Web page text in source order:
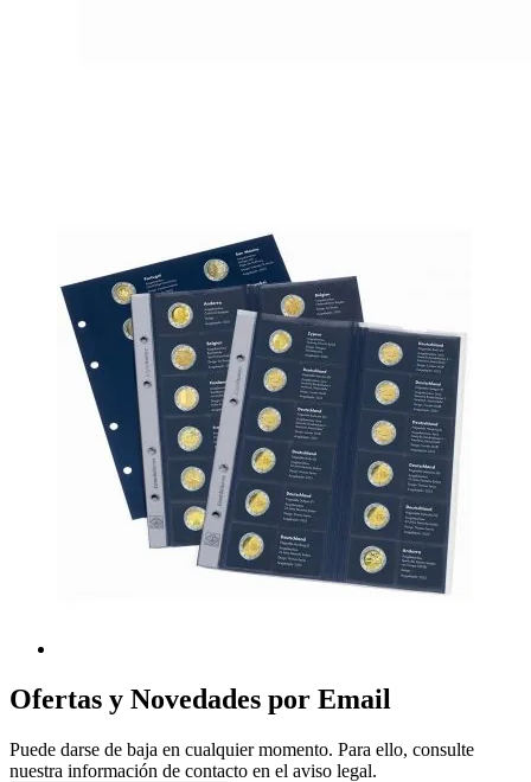
Ofertas y Novedades por Email
Puede darse de baja en cualquier momento. Para ello, consulte
nuestra información de contacto en el aviso legal.